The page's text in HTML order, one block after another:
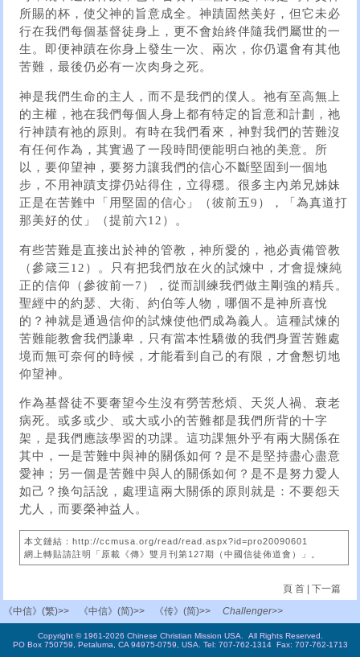
所賜的杯，使父神的旨意成全。神蹟固然美好，但它未必
行在我們每個基督徒身上，更不會始終伴隨我們屬世的一
生。即便神蹟在你身上發生一次、兩次，你仍還會有其他
苦難，最後仍必有一次肉身之死。
神是我們生命的主人，而不是我們的僕人。祂有至高無上
的主權，祂在我們每個人身上都有特定的旨意和計劃，祂
行神蹟有祂的原則。有時在我們看來，神對我們的苦難沒
有任何作為，其實過了一段時間便能明白祂的美意。所
以，要仰望神，要努力讓我們的信心不斷堅固到一個地
步，不用神蹟支撐仍站得住，立得穩。很多主內弟兄姊妹
正是在苦難中「用堅固的信心」（彼前五9），「為真道打
那美好的仗」（提前六12）。
有些苦難是直接出於神的管教，神所愛的，祂必責備管教
（參箴三12）。只有把我們放在火的試煉中，才會提煉純
正的信仰（參彼前一7），從而訓練我們做主剛強的精兵。
聖經中的約瑟、大衛、約伯等人物，哪個不是神所喜悅
的？神就是通過信仰的試煉使他們成為義人。這種試煉的
苦難能教會我們謙卑，只有當本性驕傲的我們身置苦難處
境而無可奈何的時候，才能看到自己的有限，才會懇切地
仰望神。
作為基督徒不要奢望今生沒有勞苦愁煩、天災人禍、衰老
病死。或多或少、或大或小的苦難都是我們所背的十字
架，是我們應該學習的功課。這功課無外乎有兩大關係在
其中，一是苦難中與神的關係如何？是不是堅持盡心盡意
愛神；另一個是苦難中與人的關係如何？是不是努力愛人
如己？換句話說，處理這兩大關係的原則就是：不要怨天
尤人，而要榮神益人。
本文鏈結：http://ccmusa.org/read/read.aspx?id=pro20090601
網上轉貼請註明「原載《傳》雙月刊第127期（中國信徒佈道會）」。
頁 首
下一篇
《中信》(繁)>>
《中信》(简)>> 《传》(简)>> Challenger>>
Copyright © 1961-2026 Chinese Christian Mission USA. All Rights Reserved.
PO Box 750759, Petaluma, CA 94975-0759, USA. Tel: 707-762-1314 Fax: 707-762-1713